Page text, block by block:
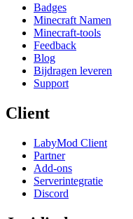
Badges
Minecraft Namen
Minecraft-tools
Feedback
Blog
Bijdragen leveren
Support
Client
LabyMod Client
Partner
Add-ons
Serverintegratie
Discord